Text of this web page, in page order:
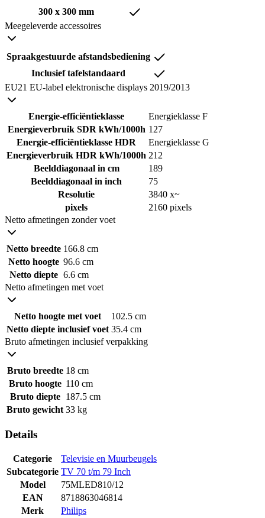
300 x 300 mm
Meegeleverde accessoires
Spraakgestuurde afstandsbediening
Inclusief tafelstandaard
EU21 EU-label elektronische displays 2019/2013
Energie-efficiëntieklasse
Energieklasse F
Energieverbruik SDR kWh/1000h 127
Energie-efficiëntieklasse HDR
Energieklasse G
Energieverbruik HDR kWh/1000h 212
Beelddiagonaal in cm
189
Beelddiagonaal in inch
75
Resolutie
3840 x~
pixels
2160 pixels
Netto afmetingen zonder voet
Netto breedte 166.8 cm
Netto hoogte 96.6 cm
Netto diepte 6.6 cm
Netto afmetingen met voet
Netto hoogte met voet
102.5 cm
Netto diepte inclusief voet 35.4 cm
Bruto afmetingen inclusief verpakking
Bruto breedte 18 cm
Bruto hoogte 110 cm
Bruto diepte
187.5 cm
Bruto gewicht 33 kg
Details
Categorie
Televisie en Muurbeugels
Subcategorie TV 70 t/m 79 Inch
Model
75MLED810/12
EAN
8718863046814
Merk
Philips